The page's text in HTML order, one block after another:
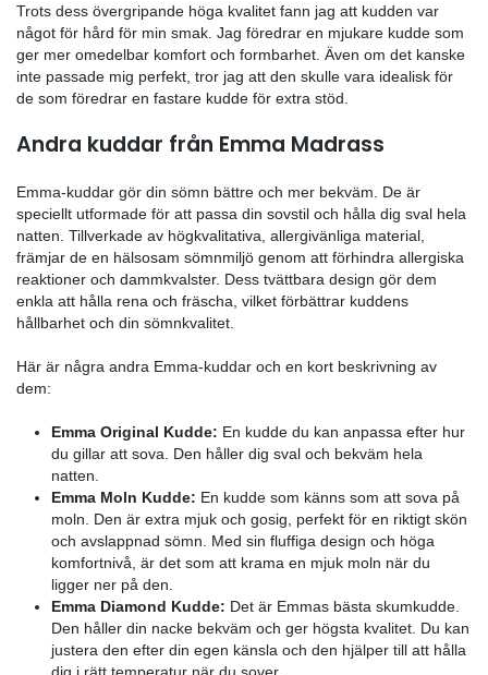
Emma kudden har verkligen gjort skillnad
Innan jag började använda Emmas kudde, hade jag
med att min hud blev märkt av min gamla kudde.
började använda Emmas kudde har allt förändrats.
upp med ett omärkt ansikte och känner mig mycket
mot kudden. Den mjuka och stödjande ytan på
kan njuta av en god natts sömn utan att behöva oroa
märken på huden när jag vaknar. För mig har
verkligen gjort en stor skillnad och förvandlat min
till något mycket mer behagligt och avkopplande.
Leveransen av Emma Air Grid-kudden var otroligt
välja tid för leverans som passade mig. När kudden
var den packad på ett snyggt och kompakt sätt, vilket
enkelt att hantera den.
Trots dess övergripande höga kvalitet fann jag att
något för hård för min smak. Jag föredrar en mjukare
ger mer omedelbar komfort och formbarhet. Även
inte passade mig perfekt, tror jag att den skulle vara
de som föredrar en fastare kudde för extra stöd.